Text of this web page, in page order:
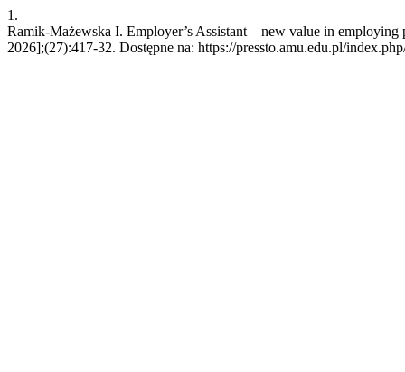
1.
Ramik-Mażewska I. Employer’s Assistant – new value in
2026];(27):417-32. Dostępne na: https://pressto.amu.edu.pl/